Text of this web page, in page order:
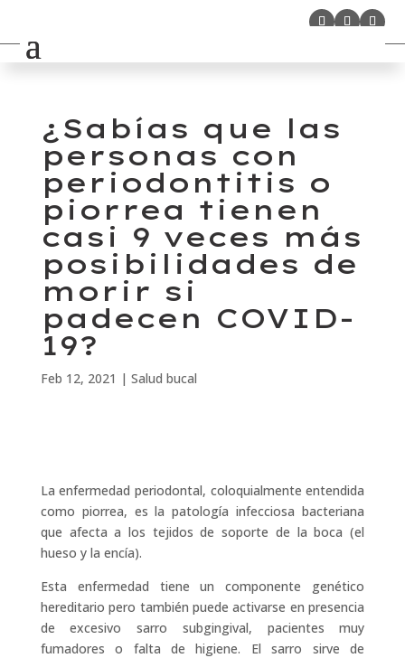
¿Sabías que las
personas con
periodontitis o
piorrea tienen
casi 9 veces más
posibilidades de
morir si
padecen COVID-
19?
Feb 12, 2021 | Salud bucal
La enfermedad periodontal, coloquialmente entendida
como piorrea, es la patología infecciosa bacteriana
que afecta a los tejidos de soporte de la boca (el
hueso y la encía).
Esta enfermedad tiene un componente genético
hereditario pero también puede activarse en presencia
de excesivo sarro subgingival, pacientes muy
fumadores o falta de higiene. El sarro sirve de